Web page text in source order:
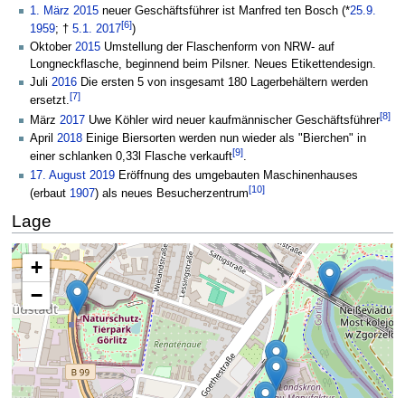
1. März 2015 neuer Geschäftsführer ist Manfred ten Bosch (*25.9.
1959; † 5.1. 2017[6])
Oktober 2015 Umstellung der Flaschenform von NRW- auf
Longneckflasche, beginnend beim Pilsner. Neues Etikettendesign.
Juli 2016 Die ersten 5 von insgesamt 180 Lagerbehältern werden
ersetzt.[7]
März 2017 Uwe Köhler wird neuer kaufmännischer Geschäftsführer[8]
April 2018 Einige Biersorten werden nun wieder als "Bierchen" in
einer schlanken 0,33l Flasche verkauft[9].
17. August 2019 Eröffnung des umgebauten Maschinenhauses
(erbaut 1907) als neues Besucherzentrum[10]
Lage
Die Karte wird geladen …
+
−